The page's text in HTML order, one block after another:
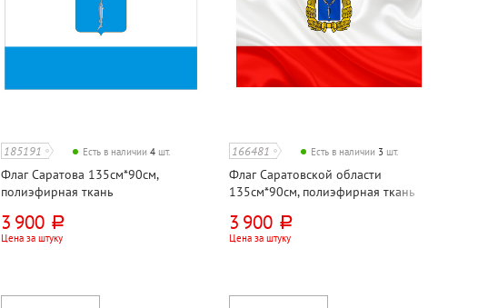
185191 Есть в наличии4 шт.
Флаг Саратова 135см*90см,
полиэфирная ткань
3 900 руб.
Цена за штуку
166481 Есть в наличии 3 шт.
Флаг Саратовской области
135см*90см, полиэфирная ткань
3 900 руб.
Цена за штуку